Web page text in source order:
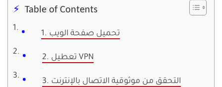
Table of Contents
1. تحميل صفحة الويب
2. تعطيل VPN
3. التحقق من موثوقية الاتصال بالإنترنت